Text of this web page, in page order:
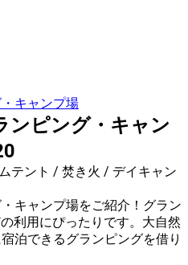
キャンプ場
ンピング・キャン
テント / 焚き火 / デイキャン
キャンプ場をご紹介！グラン
利用にぴったりです。大自然
泊できるグランピングを借り